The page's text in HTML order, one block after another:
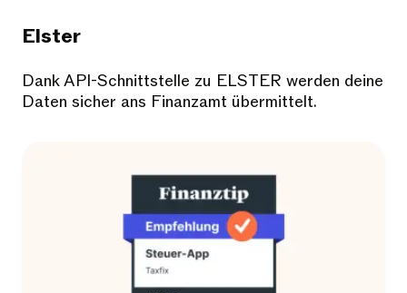
Elster
Dank API-Schnittstelle zu ELSTER werden deine
Daten sicher ans Finanzamt übermittelt.